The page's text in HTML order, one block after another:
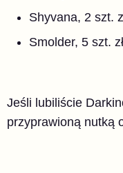
Shyvana, 2 szt.
Smolder, 5 szt.
Jeśli lubiliście
przyprawioną nutką